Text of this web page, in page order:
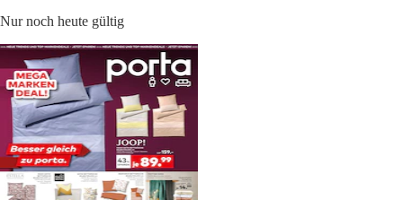
Nur noch heute gültig